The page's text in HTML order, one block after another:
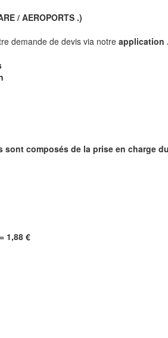
/ AEROPORTS .)
demande de devis via notre application .
sont composés de la prise en charge
1,88 €